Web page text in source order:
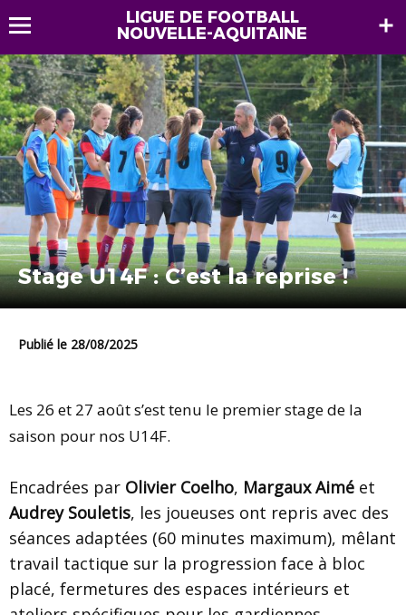
LIGUE DE FOOTBALL
NOUVELLE-AQUITAINE
Stage U14F : C’est la reprise !
Publié le 28/08/2025
Les 26 et 27 août s’est tenu le premier stage de la
saison pour nos U14F.
Encadrées par Olivier Coelho, Margaux Aimé et
Audrey Souletis, les joueuses ont repris avec des
séances adaptées (60 minutes maximum), mêlant
travail tactique sur la progression face à bloc
placé, fermetures des espaces intérieurs et